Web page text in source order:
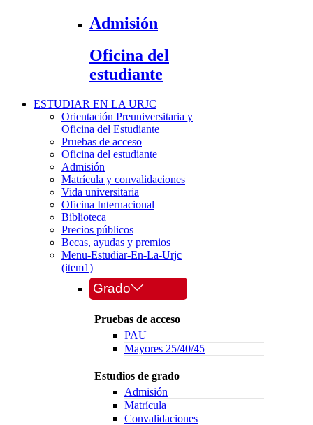
Admisión
Oficina del
estudiante
ESTUDIAR EN LA URJC
Orientación Preuniversitaria y
Oficina del Estudiante
Pruebas de acceso
Oficina del estudiante
Admisión
Matrícula y convalidaciones
Vida universitaria
Oficina Internacional
Biblioteca
Precios públicos
Becas, ayudas y premios
Menu-Estudiar-En-La-Urjc
(item1)
Grado
Pruebas de acceso
PAU
Mayores 25/40/45
Estudios de grado
Admisión
Matrícula
Convalidaciones